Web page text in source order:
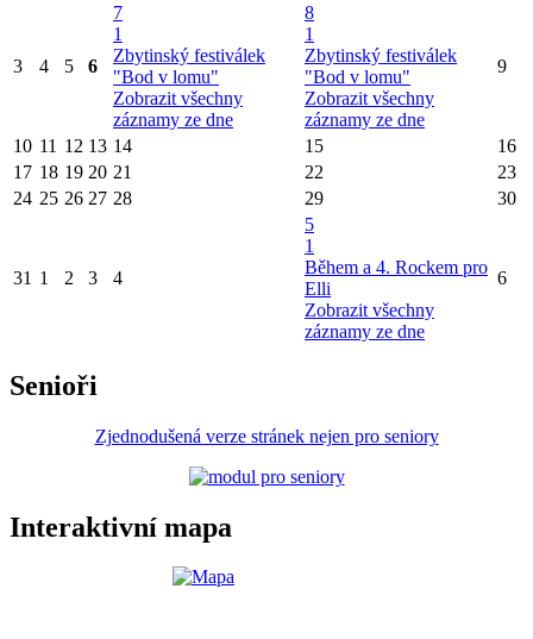
3 4 5 6
7
1
Zbytinský festiválek
"Bod v lomu"
Zobrazit všechny
záznamy ze dne
8
1
Zbytinský festiválek
"Bod v lomu"
Zobrazit všechny
záznamy ze dne
9
10 11 12 13 14 15
16
17 18 19 20 21 22
23
24 25 26 27 28 29 30
31 1 2 3 4
5
1
Během a 4. Rockem pro
Elli
Zobrazit všechny
záznamy ze dne
6
Senioři
Zjednodušená verze stránek nejen pro seniory
Interaktivní mapa